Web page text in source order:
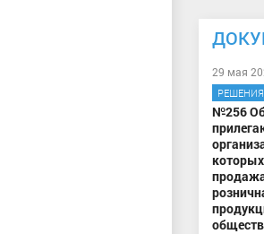
29 мая
РЕШЕНИЯ
№256 Об